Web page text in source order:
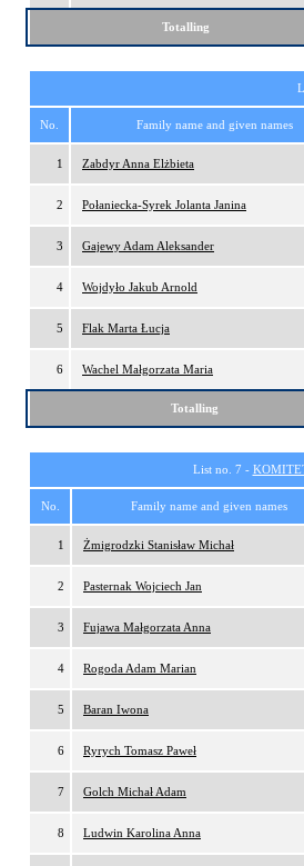
Totalling
No. Family name and given names
1 Zabdyr Anna Elżbieta
2 Połaniecka-Syrek Jolanta Janina
3 Gajewy Adam Aleksander
4 Wojdyło Jakub Arnold
5 Flak Marta Łucja
6 Wachel Małgorzata Maria
Totalling
List no. 7 -
No. Family name and given names
1 Żmigrodzki Stanisław Michał
2 Pasternak Wojciech Jan
3 Fujawa Małgorzata Anna
4 Rogoda Adam Marian
5 Baran Iwona
6 Ryrych Tomasz Paweł
7 Golch Michał Adam
8 Ludwin Karolina Anna